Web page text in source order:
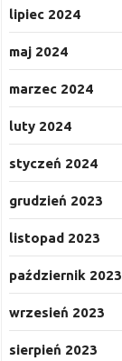
lipiec 2024
maj 2024
marzec 2024
luty 2024
styczeń 2024
grudzień 2023
listopad 2023
październik 2023
wrzesień 2023
sierpień 2023